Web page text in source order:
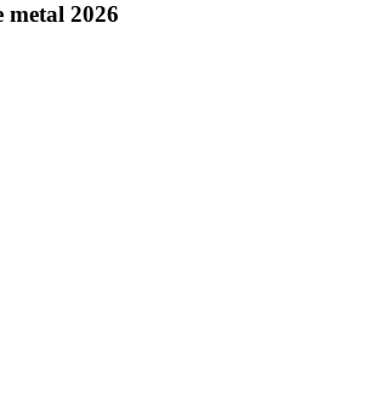
metal 2026